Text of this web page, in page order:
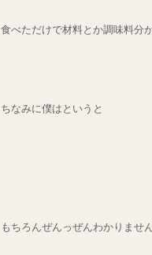
食べただけで材料とか調味料分
ちなみに僕はというと
もちろんぜんっぜんわかりませ